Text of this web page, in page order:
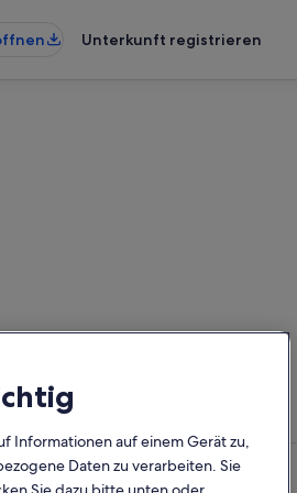
Unterkunft registrieren
Gäste
2 Gäste
Informationen auf einem Gerät zu,
Daten zu verarbeiten. Sie